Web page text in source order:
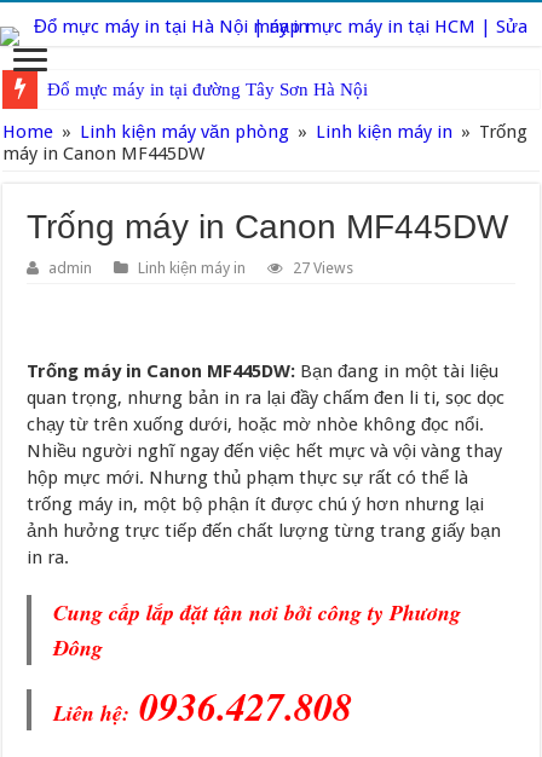
Địa chỉ đổ mực máy in tại Thái Hà Hà Nội
Home » Linh kiện máy văn phòng » Linh kiện máy in » Trống
máy in Canon MF445DW
Trống máy in Canon MF445DW
admin Linh kiện máy in 27 Views
Trống máy in Canon MF445DW: Bạn đang in một tài liệu
quan trọng, nhưng bản in ra lại đầy chấm đen li ti, sọc dọc
chạy từ trên xuống dưới, hoặc mờ nhòe không đọc nổi.
Nhiều người nghĩ ngay đến việc hết mực và vội vàng thay
hộp mực mới. Nhưng thủ phạm thực sự rất có thể là
trống máy in, một bộ phận ít được chú ý hơn nhưng lại
ảnh hưởng trực tiếp đến chất lượng từng trang giấy bạn
in ra.
Cung cấp lắp đặt tận nơi bởi công ty Phương
Đông
Liên hệ: 0936.427.808